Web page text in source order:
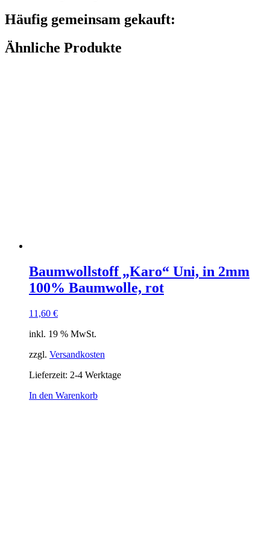
Häufig gemeinsam gekauft:
Ähnliche Produkte
Baumwollstoff „Karo“ Uni, in 2mm
100% Baumwolle, rot
11,60 €
inkl. 19 % MwSt.
zzgl. Versandkosten
Lieferzeit: 2-4 Werktage
In den Warenkorb